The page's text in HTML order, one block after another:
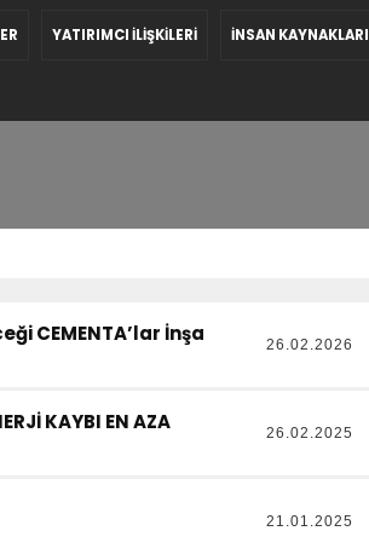
YATIRIMCI İLİŞKİLERİ İNSAN KAYNAKLARI
CEMENTA’lar İnşa
26.02.2026
KAYBI EN AZA
26.02.2025
21.01.2025